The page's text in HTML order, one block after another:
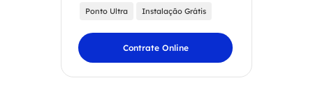
Ponto Ultra Instalação Grátis
Contrate Online